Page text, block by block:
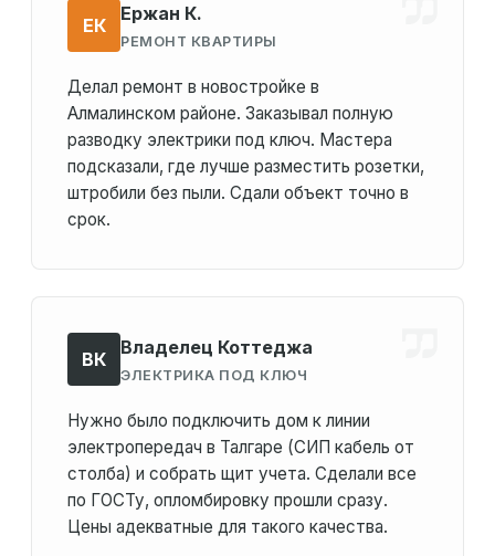
ЕК
Ержан К.
РЕМОНТ КВАРТИРЫ
Делал ремонт в новостройке в
Алмалинском районе. Заказывал полную
разводку электрики под ключ. Мастера
подсказали, где лучше разместить розетки,
штробили без пыли. Сдали объект точно в
срок.
ВК
Владелец Коттеджа
ЭЛЕКТРИКА ПОД КЛЮЧ
Нужно было подключить дом к линии
электропередач в Талгаре (СИП кабель от
столба) и собрать щит учета. Сделали все
по ГОСТу, опломбировку прошли сразу.
Цены адекватные для такого качества.